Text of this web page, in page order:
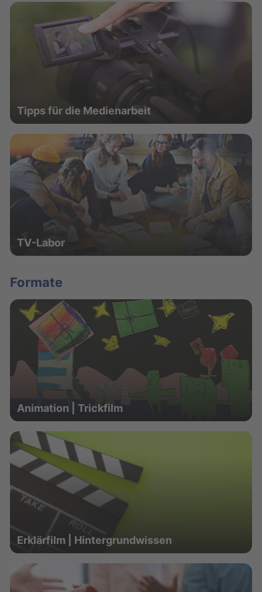
Tipps für die Medienarbeit
TV-Labor
Formate
Animation | Trickfilm
Erklärfilm | Hintergrundwissen